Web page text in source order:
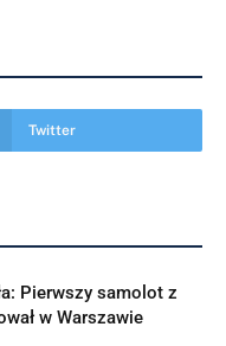
Twitter
Pierwszy samolot z
w Warszawie